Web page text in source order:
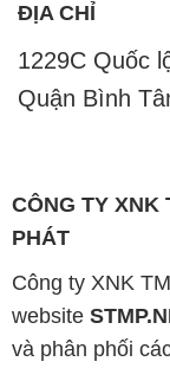
ĐỊA CHỈ
1229C Quốc
Quận Bình
CÔNG TY XNK
PHÁT
Công ty XNK
website
và phân phối